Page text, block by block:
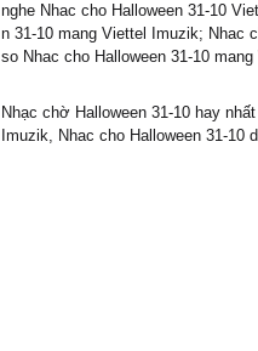
nghe Nhac cho Halloween 31-10
n 31-10 mang Viettel Imuzik; Nhac
so Nhac cho Halloween 31-10
Nhạc chờ Halloween 31-10 hay
Imuzik, Nhac cho Halloween 31-10